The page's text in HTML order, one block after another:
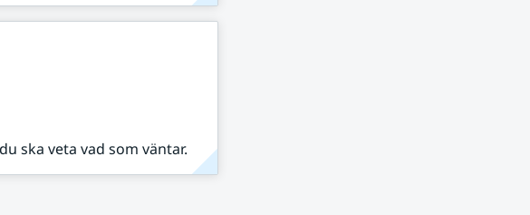
ska veta vad som väntar.